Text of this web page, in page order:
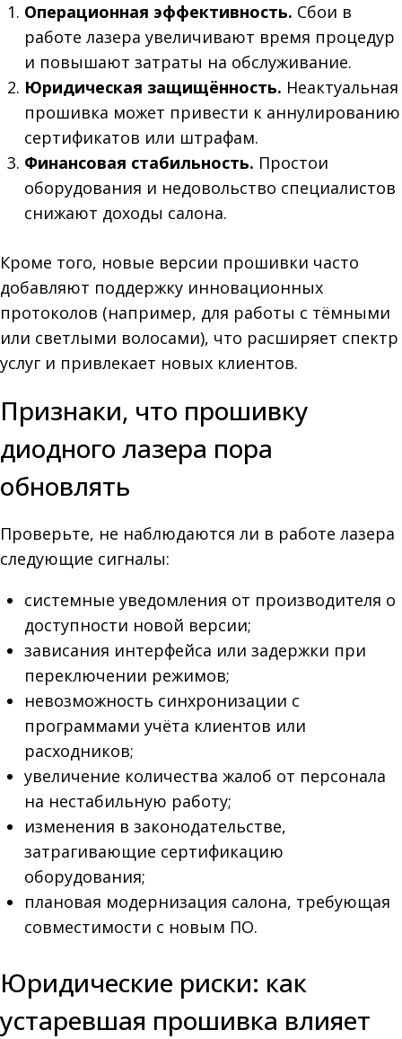
Операционная эффективность. Сбои в
работе лазера увеличивают время процедур
и повышают затраты на обслуживание.
Юридическая защищённость. Неактуальная
прошивка может привести к аннулированию
сертификатов или штрафам.
Финансовая стабильность. Простои
оборудования и недовольство специалистов
снижают доходы салона.
Кроме того, новые версии прошивки часто
добавляют поддержку инновационных
протоколов (например, для работы с тёмными
или светлыми волосами), что расширяет спектр
услуг и привлекает новых клиентов.
Признаки, что прошивку
диодного лазера пора
обновлять
Проверьте, не наблюдаются ли в работе лазера
следующие сигналы:
системные уведомления от производителя о
доступности новой версии;
зависания интерфейса или задержки при
переключении режимов;
невозможность синхронизации с
программами учёта клиентов или
расходников;
увеличение количества жалоб от персонала
на нестабильную работу;
изменения в законодательстве,
затрагивающие сертификацию
оборудования;
плановая модернизация салона, требующая
совместимости с новым ПО.
Юридические риски: как
устаревшая прошивка влияет